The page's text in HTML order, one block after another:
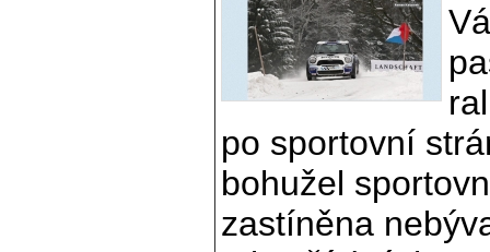
po sportovní
bohužel
zastíněna